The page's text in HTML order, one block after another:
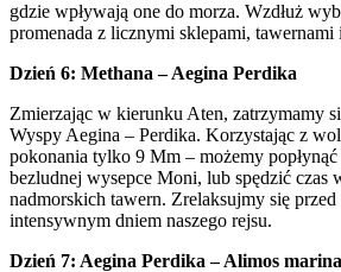
gdzie wpływają one do morza. Wzdłuż
promenada z licznymi sklepami,
Dzień 6: Methana – Aegina Perdika
Zmierzając w kierunku Aten, zatrzymamy
Wyspy Aegina – Perdika. Korzystając z
pokonania tylko 9 Mm – możemy popłynąć
bezludnej wysepce Moni, lub spędzić czas
nadmorskich tawern. Zrelaksujmy się przed
intensywnym dniem naszego rejsu.
Dzień 7: Aegina Perdika – Alimos marina